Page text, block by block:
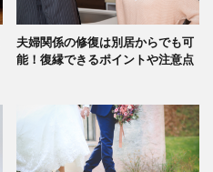
夫婦関係の修復は別居からでも可
能！復縁できるポイントや注意点